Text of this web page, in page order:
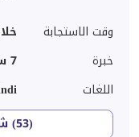
وقت الاستجابة
خلال 5
خبرة
7
اللغات
(53) شاهد عقارات الوسيط